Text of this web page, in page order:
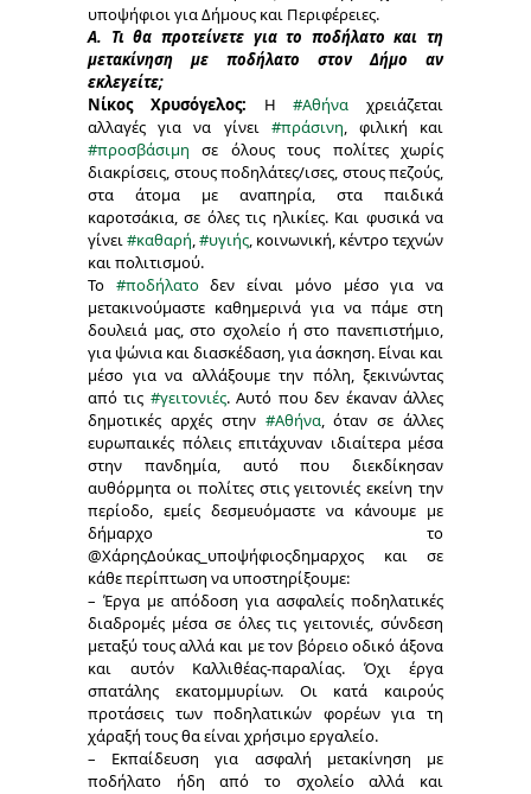
υποψήφιοι για Δήμους και Περιφέρειες.
Α. Τι θα προτείνετε για το ποδήλατο και τη
μετακίνηση με ποδήλατο στον Δήμο αν
εκλεγείτε;
Νίκος Χρυσόγελος: Η#Αθήνα χρειάζεται
αλλαγές για να γίνει #πράσινη, φιλική και
#προσβάσιμη σε όλους τους πολίτες χωρίς
διακρίσεις, στους ποδηλάτες/ισες, στους πεζούς,
στα άτομα με αναπηρία, στα παιδικά
καροτσάκια, σε όλες τις ηλικίες. Και φυσικά να
γίνει#καθαρή,#υγιής, κοινωνική, κέντρο τεχνών
και πολιτισμού.
Το #ποδήλατοδεν είναι μόνο μέσο για να
μετακινούμαστε καθημερινά για να πάμε στη
δουλειά μας, στο σχολείο ή στο πανεπιστήμιο,
για ψώνια και διασκέδαση, για άσκηση. Είναι και
μέσο για να αλλάξουμε την πόλη, ξεκινώντας
από τις #γειτονιές. Αυτό που δεν έκαναν άλλες
δημοτικές αρχές στην #Αθήνα, όταν σε άλλες
ευρωπαικές πόλεις επιτάχυναν ιδιαίτερα μέσα
στην πανδημία, αυτό που διεκδίκησαν
αυθόρμητα οι πολίτες στις γειτονιές εκείνη την
περίοδο, εμείς δεσμευόμαστε να κάνουμε με
δήμαρχο το
@ΧάρηςΔούκας_υποψήφιοςδημαρχος και σε
κάθε περίπτωση να υποστηρίξουμε:
– Έργα με απόδοση για ασφαλείς ποδηλατικές
διαδρομές μέσα σε όλες τις γειτονιές, σύνδεση
μεταξύ τους αλλά και με τον βόρειο οδικό άξονα
και αυτόν Καλλιθέας-παραλίας. Όχι έργα
σπατάλης εκατομμυρίων. Οι κατά καιρούς
προτάσεις των ποδηλατικών φορέων για τη
χάραξή τους θα είναι χρήσιμο εργαλείο.
– Εκπαίδευση για ασφαλή μετακίνηση με
ποδήλατο ήδη από το σχολείο αλλά και